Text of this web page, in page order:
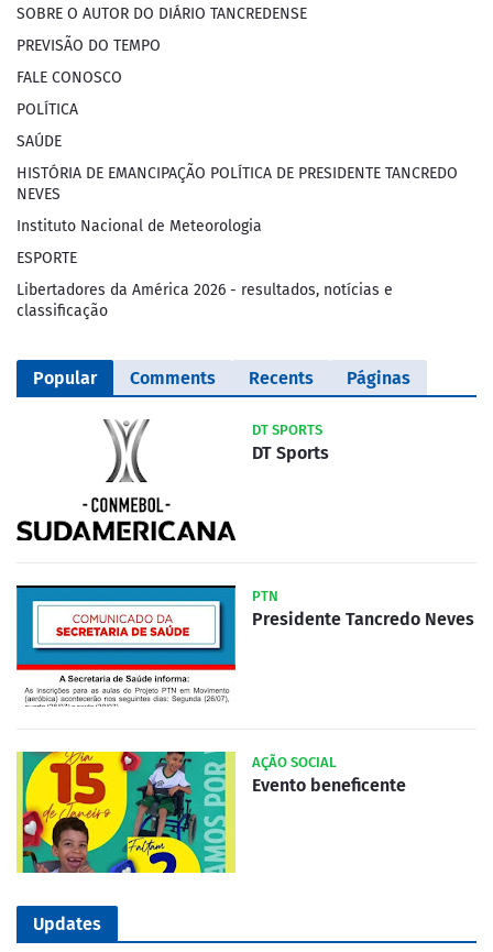
SOBRE O AUTOR DO DIÁRIO TANCREDENSE
PREVISÃO DO TEMPO
FALE CONOSCO
POLÍTICA
SAÚDE
HISTÓRIA DE EMANCIPAÇÃO POLÍTICA DE PRESIDENTE TANCREDO
NEVES
Instituto Nacional de Meteorologia
ESPORTE
Libertadores da América 2026 - resultados, notícias e
classificação
Popular Comments Recents Páginas
DT SPORTS
DT Sports
PTN
Presidente Tancredo Neves
AÇÃO SOCIAL
Evento beneficente
Updates